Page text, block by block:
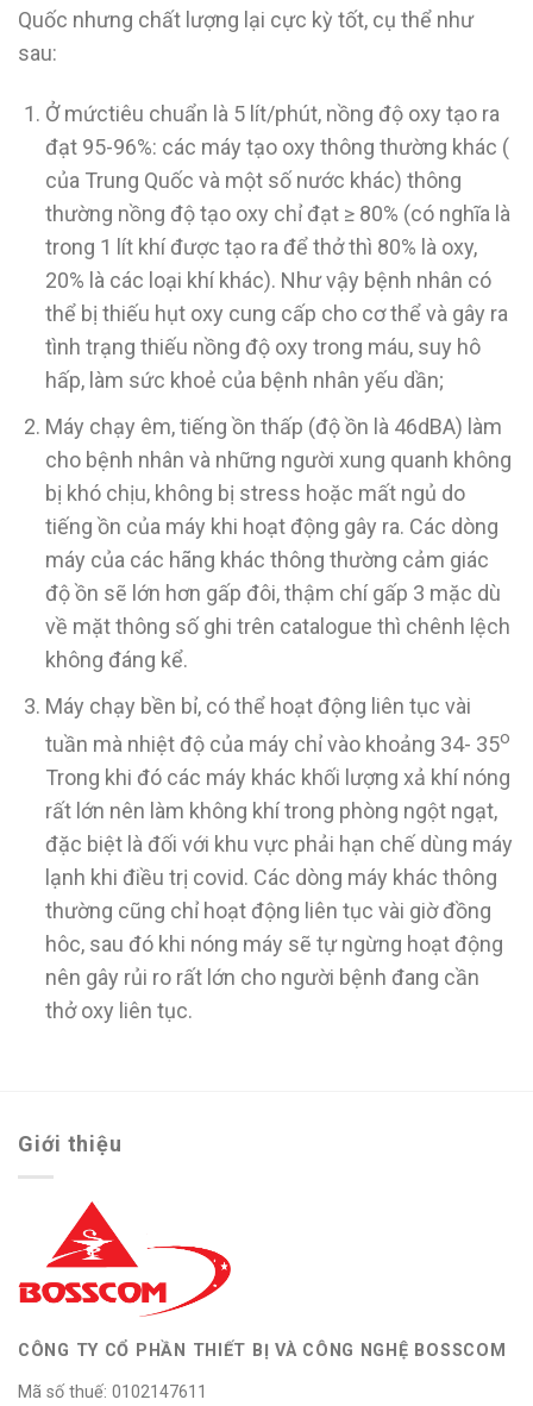
Quốc nhưng chất lượng lại cực kỳ tốt, cụ thể như
sau:
Ở mứctiêu chuẩn là 5 lít/phút, nồng độ oxy tạo ra
đạt 95-96%: các máy tạo oxy thông thường khác (
của Trung Quốc và một số nước khác) thông
thường nồng độ tạo oxy chỉ đạt ≥ 80% (có nghĩa là
trong 1 lít khí được tạo ra để thở thì 80% là oxy,
20% là các loại khí khác). Như vậy bệnh nhân có
thể bị thiếu hụt oxy cung cấp cho cơ thể và gây ra
tình trạng thiếu nồng độ oxy trong máu, suy hô
hấp, làm sức khoẻ của bệnh nhân yếu dần;
Máy chạy êm, tiếng ồn thấp (độ ồn là 46dBA) làm
cho bệnh nhân và những người xung quanh không
bị khó chịu, không bị stress hoặc mất ngủ do
tiếng ồn của máy khi hoạt động gây ra. Các dòng
máy của các hãng khác thông thường cảm giác
độ ồn sẽ lớn hơn gấp đôi, thậm chí gấp 3 mặc dù
về mặt thông số ghi trên catalogue thì chênh lệch
không đáng kể.
Máy chạy bền bỉ, có thể hoạt động liên tục vài
tuần mà nhiệt độ của máy chỉ vào khoảng 34- 35o
Trong khi đó các máy khác khối lượng xả khí nóng
rất lớn nên làm không khí trong phòng ngột ngạt,
đặc biệt là đối với khu vực phải hạn chế dùng máy
lạnh khi điều trị covid. Các dòng máy khác thông
thường cũng chỉ hoạt động liên tục vài giờ đồng
hôc, sau đó khi nóng máy sẽ tự ngừng hoạt động
nên gây rủi ro rất lớn cho người bệnh đang cần
thở oxy liên tục.
Giới thiệu
CÔNG TY CỔ PHẦN THIẾT BỊ VÀ CÔNG NGHỆ BOSSCOM
Mã số thuế: 0102147611